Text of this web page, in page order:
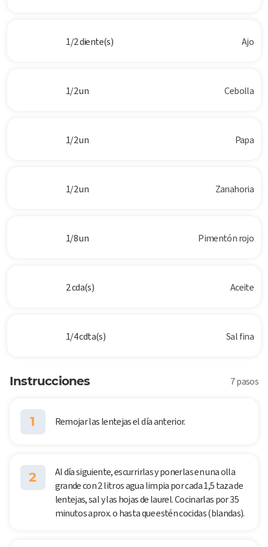
1/2 diente(s) Ajo
1/2 un Cebolla
1/2 un Papa
1/2 un Zanahoria
1/8 un Pimentón rojo
2 cda(s) Aceite
1/4 cdta(s) Sal fina
Instrucciones 7 pasos
1 Remojar las lentejas el día anterior.
2
Al día siguiente, escurrirlas y ponerlas en una olla
grande con 2 litros agua limpia por cada 1,5 taza de
lentejas, sal y las hojas de laurel. Cocinarlas por 35
minutos aprox. o hasta que estén cocidas (blandas).